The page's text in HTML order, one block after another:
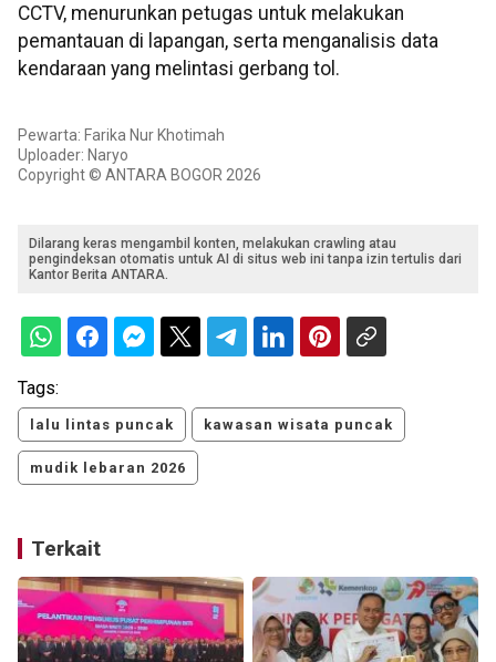
CCTV, menurunkan petugas untuk melakukan
pemantauan di lapangan, serta menganalisis data
kendaraan yang melintasi gerbang tol.
Pewarta: Farika Nur Khotimah
Uploader: Naryo
Copyright © ANTARA BOGOR 2026
Dilarang keras mengambil konten, melakukan crawling atau
pengindeksan otomatis untuk AI di situs web ini tanpa izin tertulis dari
Kantor Berita ANTARA.
Tags:
lalu lintas puncak kawasan wisata puncak
mudik lebaran 2026
Terkait